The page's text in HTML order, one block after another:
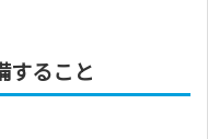
すること